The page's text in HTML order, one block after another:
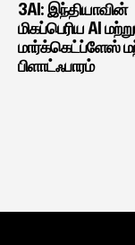
3AI: இந்தியாவின்
மிகப்பெரிய AI
மார்க்கெட்ப்ளேஸ்
பிளாட்ஃபாரம்